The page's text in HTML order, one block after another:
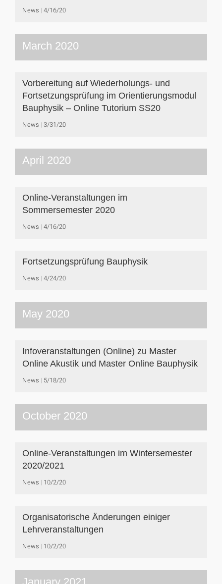
News 4/16/20
March 2020
Vorbereitung auf Wiederholungs- und
Fortsetzungsprüfung im Orientierungsmodul
Bauphysik – Online Tutorium SS20
News 3/31/20
April 2020
Online-Veranstaltungen im
Sommersemester 2020
News 4/16/20
Fortsetzungsprüfung Bauphysik
News 4/24/20
May 2020
Infoveranstaltungen (Online) zu Master
Online Akustik und Master Online Bauphysik
News 5/18/20
October 2020
Online-Veranstaltungen im Wintersemester
2020/2021
News 10/2/20
Organisatorische Änderungen einiger
Lehrveranstaltungen
News 10/2/20